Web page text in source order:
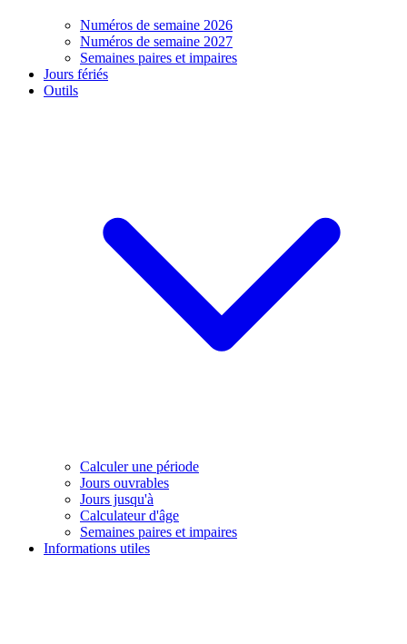
Numéros de semaine 2026
Numéros de semaine 2027
Semaines paires et impaires
Jours fériés
Outils
Calculer une période
Jours ouvrables
Jours jusqu'à
Calculateur d'âge
Semaines paires et impaires
Informations utiles